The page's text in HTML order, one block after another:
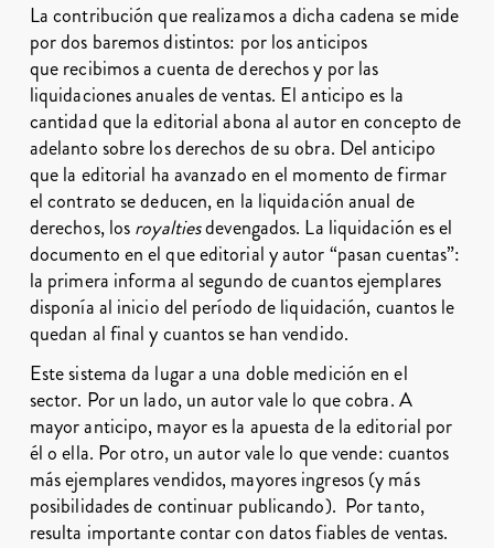
La contribución que realizamos a dicha cadena se mide
por dos baremos distintos: por los anticipos
que recibimos a cuenta de derechos y por las
liquidaciones anuales de ventas. El anticipo es la
cantidad que la editorial abona al autor en concepto de
adelanto sobre los derechos de su obra. Del anticipo
que la editorial ha avanzado en el momento de firmar
el contrato se deducen, en la liquidación anual de
derechos, losroyaltiesdevengados. La liquidación es el
documento en el que editorial y autor “pasan cuentas”:
la primera informa al segundo de cuantos ejemplares
disponía al inicio del período de liquidación, cuantos le
quedan al final y cuantos se han vendido.
Este sistema da lugar a una doble medición en el
sector. Por un lado, un autor vale lo que cobra. A
mayor anticipo, mayor es la apuesta de la editorial por
él o ella. Por otro, un autor vale lo que vende: cuantos
más ejemplares vendidos, mayores ingresos (y más
posibilidades de continuar publicando). Por tanto,
resulta importante contar con datos fiables de ventas.